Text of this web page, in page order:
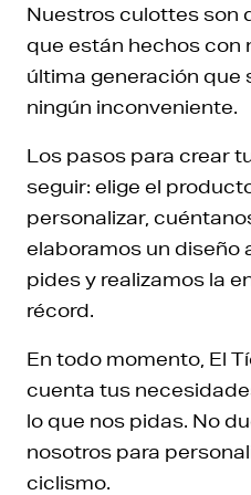
Nuestros culottes son
que están hechos con
última generación que
ningún inconveniente.
Los pasos para crear
seguir: elige el
personalizar,
elaboramos un diseño
pides y realizamos la
récord.
En todo momento, El
cuenta tus
lo que nos pidas. No
nosotros para
ciclismo.